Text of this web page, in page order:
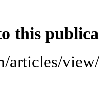
this
articles/